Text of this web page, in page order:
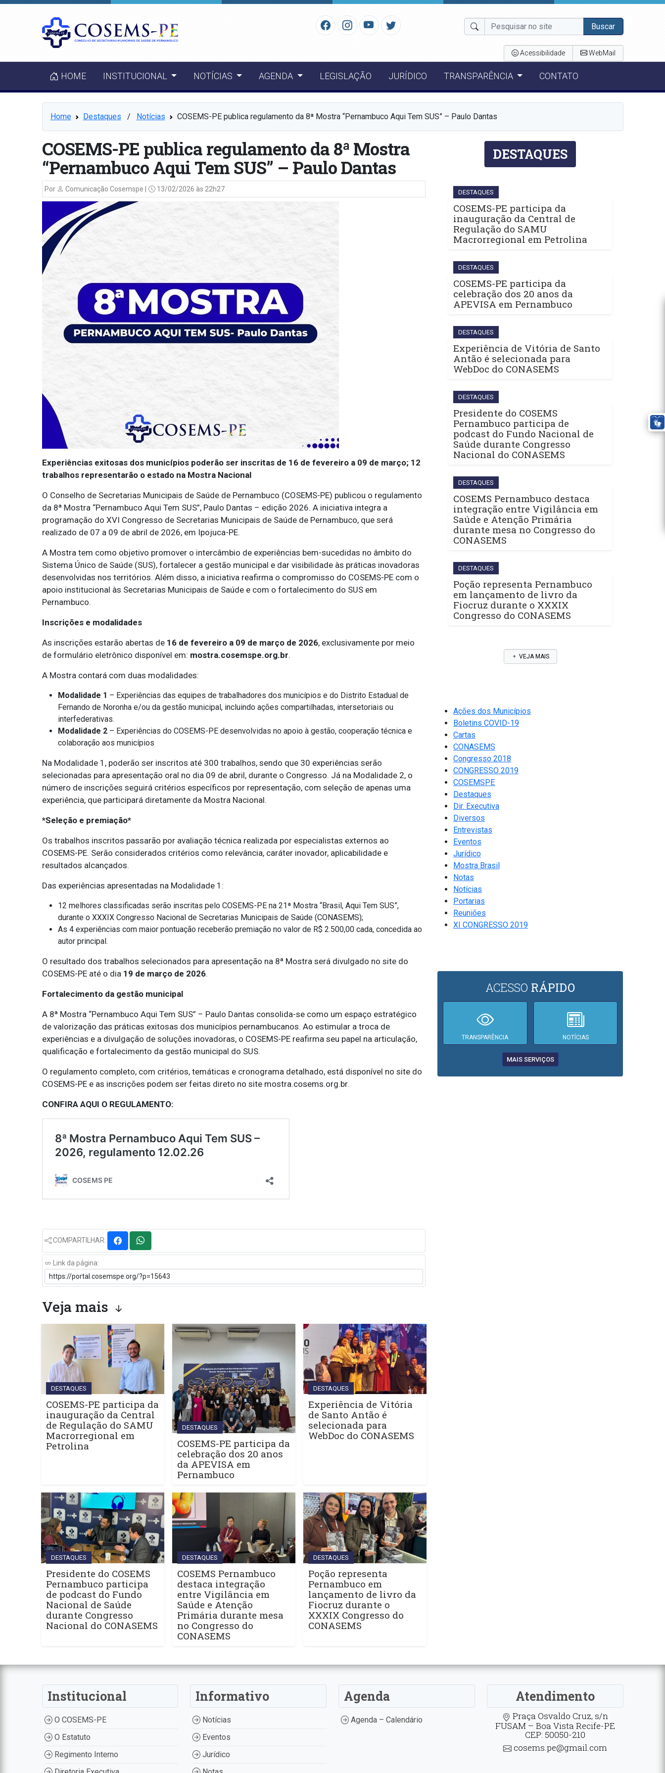
Buscar
Acessibilidade WebMail
HOME INSTITUCIONAL NOTÍCIAS AGENDA LEGISLAÇÃO JURÍDICO TRANSPARÊNCIA CONTATO
Home Destaques ⠀/⠀ Notícias COSEMS-PE publica regulamento da 8ª Mostra “Pernambuco Aqui Tem SUS” – Paulo Dantas
COSEMS-PE publica regulamento da 8ª Mostra
“Pernambuco Aqui Tem SUS” – Paulo Dantas
Por Comunicação Cosemspe | 13/02/2026 às 22h27
Experiências exitosas dos municípios poderão ser inscritas de 16 de fevereiro a 09 de março; 12
trabalhos representarão o estado na Mostra Nacional
O Conselho de Secretarias Municipais de Saúde de Pernambuco (COSEMS-PE) publicou o regulamento
da 8ª Mostra “Pernambuco Aqui Tem SUS”, Paulo Dantas – edição 2026. A iniciativa integra a
programação do XVI Congresso de Secretarias Municipais de Saúde de Pernambuco, que será
realizado de 07 a 09 de abril de 2026, em Ipojuca-PE.
A Mostra tem como objetivo promover o intercâmbio de experiências bem-sucedidas no âmbito do
Sistema Único de Saúde (SUS), fortalecer a gestão municipal e dar visibilidade às práticas inovadoras
desenvolvidas nos territórios. Além disso, a iniciativa reafirma o compromisso do COSEMS-PE com o
apoio institucional às Secretarias Municipais de Saúde e com o fortalecimento do SUS em
Pernambuco.
Inscrições e modalidades
As inscrições estarão abertas de 16 de fevereiro a 09 de março de 2026, exclusivamente por meio
de formulário eletrônico disponível em: mostra.cosemspe.org.br.
A Mostra contará com duas modalidades:
Modalidade 1 – Experiências das equipes de trabalhadores dos municípios e do Distrito Estadual de
Fernando de Noronha e/ou da gestão municipal, incluindo ações compartilhadas, intersetoriais ou
interfederativas.
Modalidade 2– Experiências do COSEMS-PE desenvolvidas no apoio à gestão, cooperação técnica e
colaboração aos municípios
Na Modalidade 1, poderão ser inscritos até 300 trabalhos, sendo que 30 experiências serão
selecionadas para apresentação oral no dia 09 de abril, durante o Congresso. Já na Modalidade 2, o
número de inscrições seguirá critérios específicos por representação, com seleção de apenas uma
experiência, que participará diretamente da Mostra Nacional.
*Seleção e premiação*
Os trabalhos inscritos passarão por avaliação técnica realizada por especialistas externos ao
COSEMS-PE. Serão considerados critérios como relevância, caráter inovador, aplicabilidade e
resultados alcançados.
Das experiências apresentadas na Modalidade 1:
12 melhores classificadas serão inscritas pelo COSEMS-PE na 21ª Mostra “Brasil, Aqui Tem SUS”,
durante o XXXIX Congresso Nacional de Secretarias Municipais de Saúde (CONASEMS);
As 4 experiências com maior pontuação receberão premiação no valor de R$ 2.500,00 cada, concedida ao
autor principal.
O resultado dos trabalhos selecionados para apresentação na 8ª Mostra será divulgado no site do
COSEMS-PE até o dia 19 de março de 2026.
Fortalecimento da gestão municipal
A 8ª Mostra “Pernambuco Aqui Tem SUS” – Paulo Dantas consolida-se como um espaço estratégico
de valorização das práticas exitosas dos municípios pernambucanos. Ao estimular a troca de
experiências e a divulgação de soluções inovadoras, o COSEMS-PE reafirma seu papel na articulação,
qualificação e fortalecimento da gestão municipal do SUS.
O regulamento completo, com critérios, temáticas e cronograma detalhado, está disponível no site do
COSEMS-PE e as inscrições podem ser feitas direto no site mostra.cosems.org.br.
CONFIRA AQUI O REGULAMENTO:
COMPARTILHAR:
Link da página:
Veja mais
DESTAQUES
COSEMS-PE participa da
inauguração da Central
de Regulação do SAMU
Macrorregional em
Petrolina
DESTAQUES
COSEMS-PE participa da
celebração dos 20 anos
da APEVISA em
Pernambuco
DESTAQUES
Experiência de Vitória
de Santo Antão é
selecionada para
WebDoc do CONASEMS
DESTAQUES
Presidente do COSEMS
Pernambuco participa
de podcast do Fundo
Nacional de Saúde
durante Congresso
Nacional do CONASEMS
DESTAQUES
COSEMS Pernambuco
destaca integração
entre Vigilância em
Saúde e Atenção
Primária durante mesa
no Congresso do
CONASEMS
DESTAQUES
Poção representa
Pernambuco em
lançamento de livro da
Fiocruz durante o
XXXIX Congresso do
CONASEMS
DESTAQUES
DESTAQUES
COSEMS-PE participa da
inauguração da Central de
Regulação do SAMU
Macrorregional em Petrolina
DESTAQUES
COSEMS-PE participa da
celebração dos 20 anos da
APEVISA em Pernambuco
DESTAQUES
Experiência de Vitória de Santo
Antão é selecionada para
WebDoc do CONASEMS
DESTAQUES
Presidente do COSEMS
Pernambuco participa de
podcast do Fundo Nacional de
Saúde durante Congresso
Nacional do CONASEMS
DESTAQUES
COSEMS Pernambuco destaca
integração entre Vigilância em
Saúde e Atenção Primária
durante mesa no Congresso do
CONASEMS
DESTAQUES
Poção representa Pernambuco
em lançamento de livro da
Fiocruz durante o XXXIX
Congresso do CONASEMS
VEJA MAIS
Ações dos Municípios
Boletins COVID-19
Cartas
CONASEMS
Congresso 2018
CONGRESSO 2019
COSEMSPE
Destaques
Dir. Executiva
Diversos
Entrevistas
Eventos
Jurídico
Mostra Brasil
Notas
Notícias
Portarias
Reuniões
XI CONGRESSO 2019
ACESSO RÁPIDO
TRANSPARÊNCIA NOTÍCIAS
MAIS SERVIÇOS
Institucional
O COSEMS-PE
O Estatuto
Regimento Interno
Informativo
Notícias
Eventos
Jurídico
Agenda
Agenda – Calendário
Atendimento
Praça Osvaldo Cruz, s/n
FUSAM – Boa Vista Recife-PE
CEP: 50050-210
cosems.pe@gmail.com